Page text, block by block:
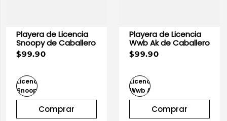
Playera de Licencia
Snoopy de Caballero
$99.90
Comprar
Playera de Licencia
Wwb Ak de Caballero
$99.90
Comprar